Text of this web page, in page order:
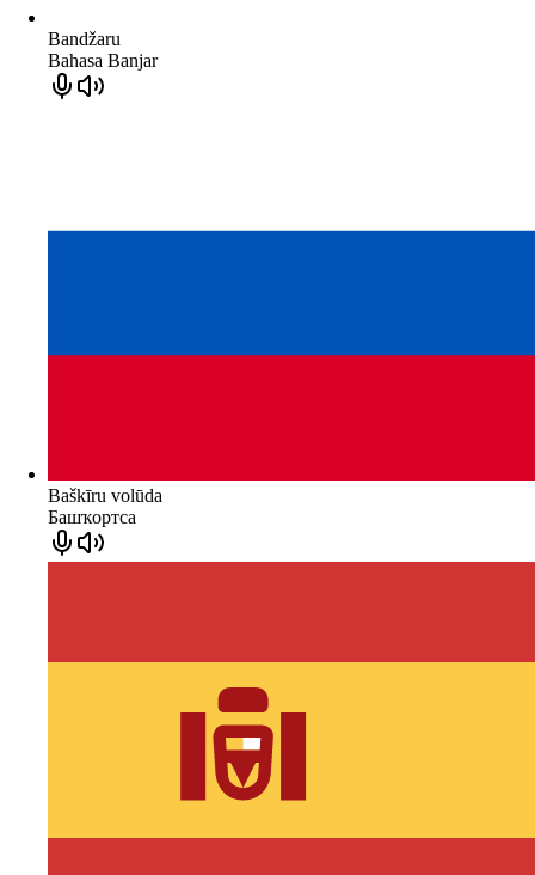
Bandžaru
Bahasa Banjar
Baškīru volūda
Башҡортса